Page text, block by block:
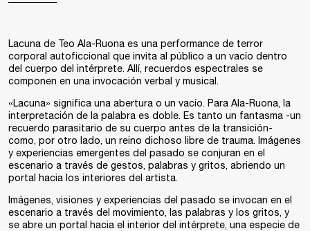
Lacuna de Teo Ala-Ruona es una performance de terror
corporal autoficcional que invita al público a un vacío dentro
del cuerpo del intérprete. Allí, recuerdos espectrales se
componen en una invocación verbal y musical.
«Lacuna» significa una abertura o un vacío. Para Ala-Ruona, la
interpretación de la palabra es doble. Es tanto un fantasma -un
recuerdo parasitario de su cuerpo antes de la transición-
como, por otro lado, un reino dichoso libre de trauma. Imágenes
y experiencias emergentes del pasado se conjuran en el
escenario a través de gestos, palabras y gritos, abriendo un
portal hacia los interiores del artista.
Imágenes, visiones y experiencias del pasado se invocan en el
escenario a través del movimiento, las palabras y los gritos, y
se abre un portal hacia el interior del intérprete, una especie de